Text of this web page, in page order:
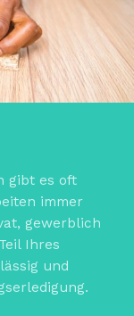
gibt es oft
immer
gewerblich
Ihres
und